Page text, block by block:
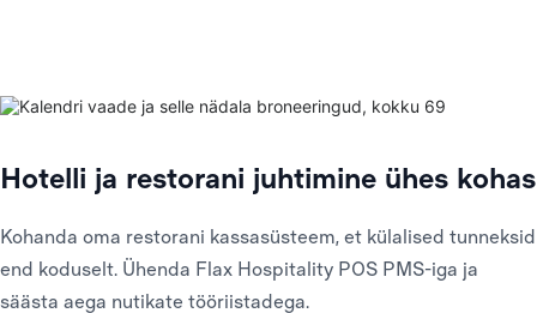
Hotelli ja restorani juhtimine ühes kohas
Kohanda oma restorani kassasüsteem, et külalised tunneksid
end koduselt. Ühenda Flax Hospitality POS PMS-iga ja
säästa aega nutikate tööriistadega.